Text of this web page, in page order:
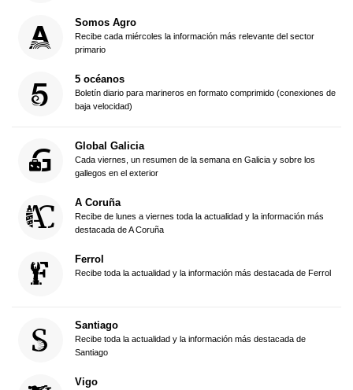
Somos Agro
Recibe cada miércoles la información más relevante del sector
primario
5 océanos
Boletín diario para marineros en formato comprimido (conexiones de
baja velocidad)
Global Galicia
Cada viernes, un resumen de la semana en Galicia y sobre los
gallegos en el exterior
A Coruña
Recibe de lunes a viernes toda la actualidad y la información más
destacada de A Coruña
Ferrol
Recibe toda la actualidad y la información más destacada de Ferrol
Santiago
Recibe toda la actualidad y la información más destacada de
Santiago
Vigo